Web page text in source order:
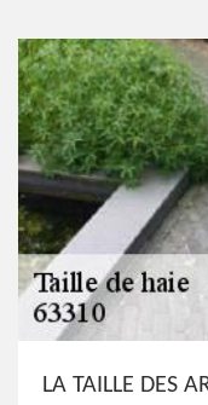
LA TAILLE DES